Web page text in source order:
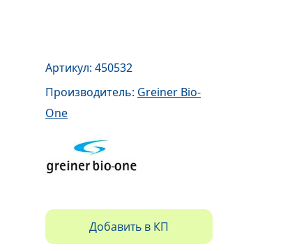
Артикул: 450532
Производитель: Greiner Bio-
One
Добавить в КП